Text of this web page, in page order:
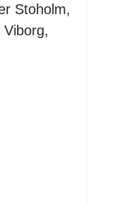
Stoholm,